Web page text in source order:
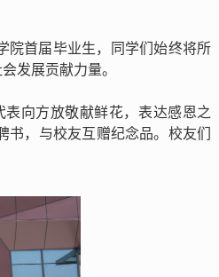
院首届毕业生，同学们始终将所
发展贡献力量。
向方放敬献鲜花，表达感恩之
，与校友互赠纪念品。校友们